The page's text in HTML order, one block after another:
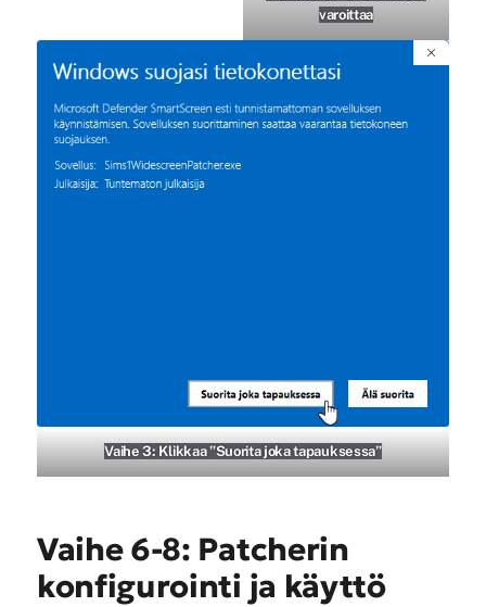
varoittaa
Vaihe 3: Klikkaa ”Suorita joka tapauksessa”
Vaihe 6-8: Patcherin
konfigurointi ja käyttö